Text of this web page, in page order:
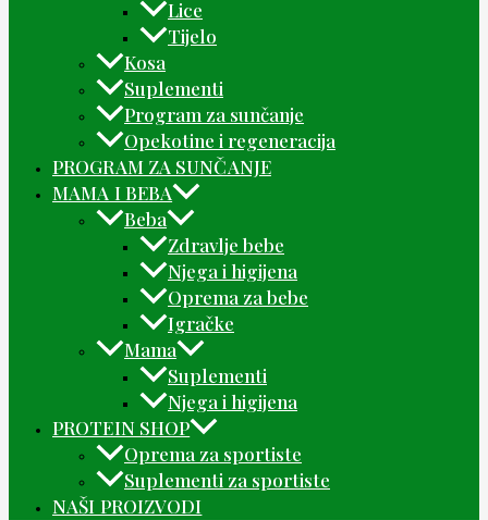
Lice
Tijelo
Kosa
Suplementi
Program za sunčanje
Opekotine i regeneracija
PROGRAM ZA SUNČANJE
MAMA I BEBA
Beba
Zdravlje bebe
Njega i higijena
Oprema za bebe
Igračke
Mama
Suplementi
Njega i higijena
PROTEIN SHOP
Oprema za sportiste
Suplementi za sportiste
NAŠI PROIZVODI